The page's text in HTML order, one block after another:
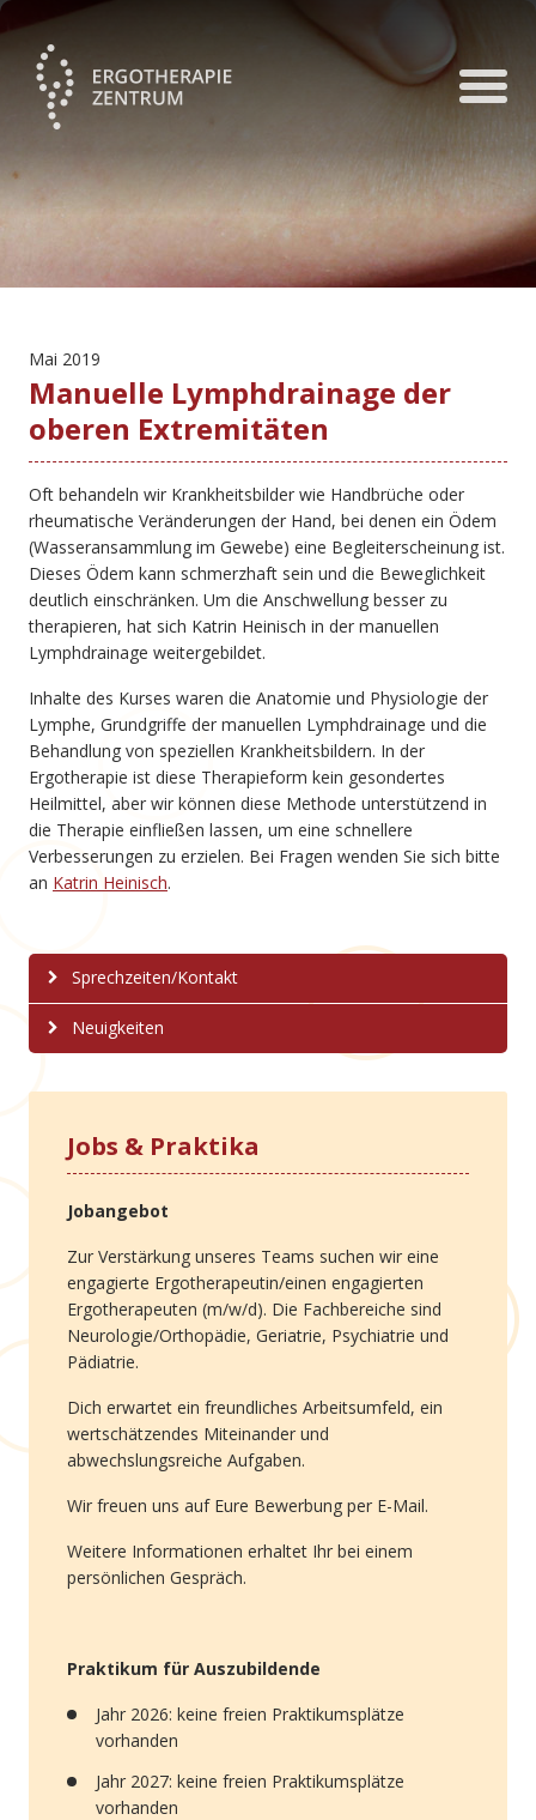
Mai 2019
Manuelle Lymphdrainage der
oberen Extremitäten
Oft behandeln wir Krankheitsbilder wie Handbrüche oder
rheumatische Veränderungen der Hand, bei denen ein Ödem
(Wasseransammlung im Gewebe) eine Begleiterscheinung ist.
Dieses Ödem kann schmerzhaft sein und die Beweglichkeit
deutlich einschränken. Um die Anschwellung besser zu
therapieren, hat sich Katrin Heinisch in der manuellen
Lymphdrainage weitergebildet.
Inhalte des Kurses waren die Anatomie und Physiologie der
Lymphe, Grundgriffe der manuellen Lymphdrainage und die
Behandlung von speziellen Krankheitsbildern. In der
Ergotherapie ist diese Therapieform kein gesondertes
Heilmittel, aber wir können diese Methode unterstützend in
die Therapie einfließen lassen, um eine schnellere
Verbesserungen zu erzielen. Bei Fragen wenden Sie sich bitte
an Katrin Heinisch.
Sprechzeiten/Kontakt
Neuigkeiten
Jobs & Praktika
Jobangebot
Zur Verstärkung unseres Teams suchen wir eine
engagierte Ergotherapeutin/einen engagierten
Ergotherapeuten (m/w/d). Die Fachbereiche sind
Neurologie/Orthopädie, Geriatrie, Psychiatrie und
Pädiatrie.
Dich erwartet ein freundliches Arbeitsumfeld, ein
wertschätzendes Miteinander und
abwechslungsreiche Aufgaben.
Wir freuen uns auf Eure Bewerbung per E-Mail.
Weitere Informationen erhaltet Ihr bei einem
persönlichen Gespräch.
Praktikum für Auszubildende
Jahr 2026: keine freien Praktikumsplätze
vorhanden
Jahr 2027: keine freien Praktikumsplätze
vorhanden